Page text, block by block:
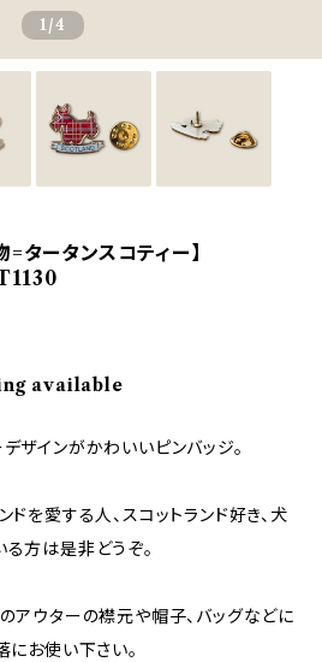
1/4
タータンスコティー】
available
ザインがかわいいピンバッジ。
を愛する人、スコットランド好き、犬
方は是非どうぞ。
アウターの襟元や帽子、バッグなどに
にお使い下さい。